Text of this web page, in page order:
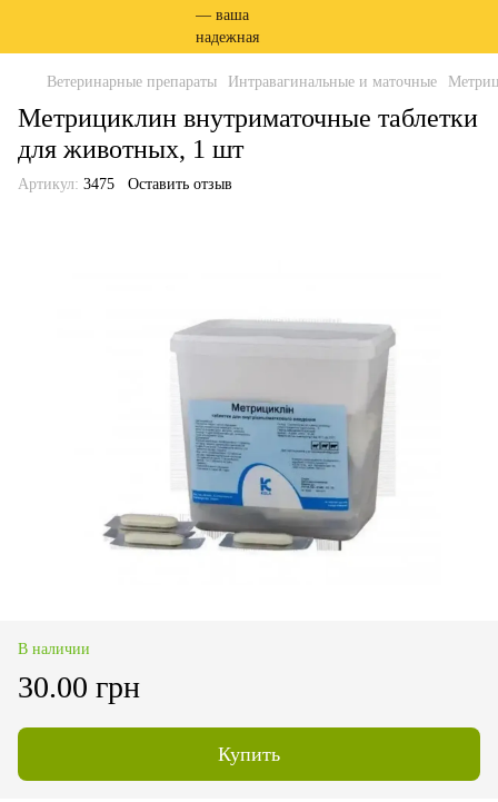
Ветеринарные препараты Интравагинальные и маточные
Метрициклин внутриматочные таблетки
для животных, 1 шт
Артикул: 3475 Оставить отзыв
В наличии
30.00 грн
Купить